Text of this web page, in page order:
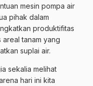
mesin pompa air
pihak dalam
produktifitas
tanam yang
suplai air.
sekalia melihat
hari ini kita